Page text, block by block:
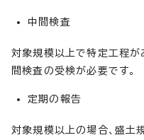
中間検査
対象規模以上で特定工程が
間検査の受検が必要です。
定期の報告
対象規模以上の場合、盛土